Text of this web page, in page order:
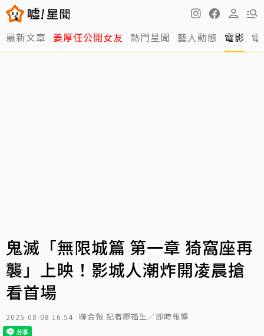
最新文章 姜厚任公開女友 熱門星聞 藝人動態 電影
鬼滅「無限城篇 第一章 猗窩座再
襲」上映！影城人潮炸開凌晨搶
看首場
2025-08-08 16:54 聯合報 記者廖福生／即時報導